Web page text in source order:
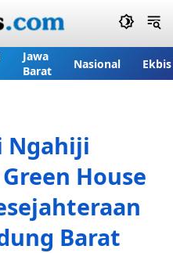
Jawa
Barat
Nasional Ekbis
Ngahiji
House
Barat